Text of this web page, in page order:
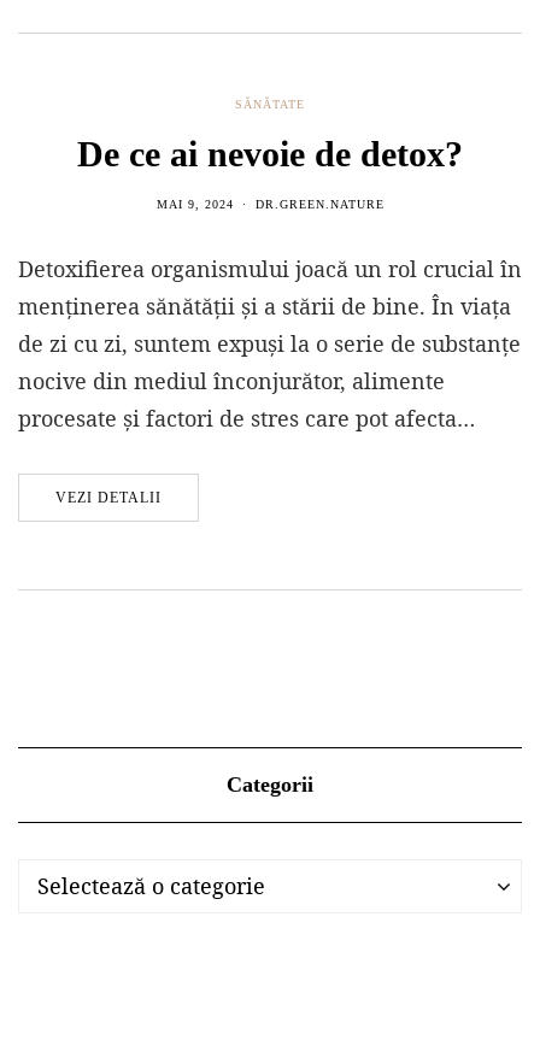
SĂNĂTATE
De ce ai nevoie de detox?
MAI 9, 2024 DR.GREEN.NATURE
Detoxifierea organismului joacă un rol crucial în
menținerea sănătății și a stării de bine. În viața
de zi cu zi, suntem expuși la o serie de substanțe
nocive din mediul înconjurător, alimente
procesate și factori de stres care pot afecta…
VEZI DETALII
Categorii
Categorii
Selectează o categorie
Categorii